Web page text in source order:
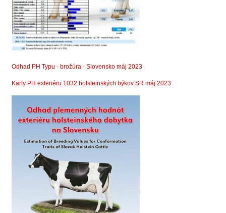
Odhad PH Typu - brožúra - Slovensko máj 2023
Karty PH exteriéru 1032 holsteinských býkov SR máj 2023